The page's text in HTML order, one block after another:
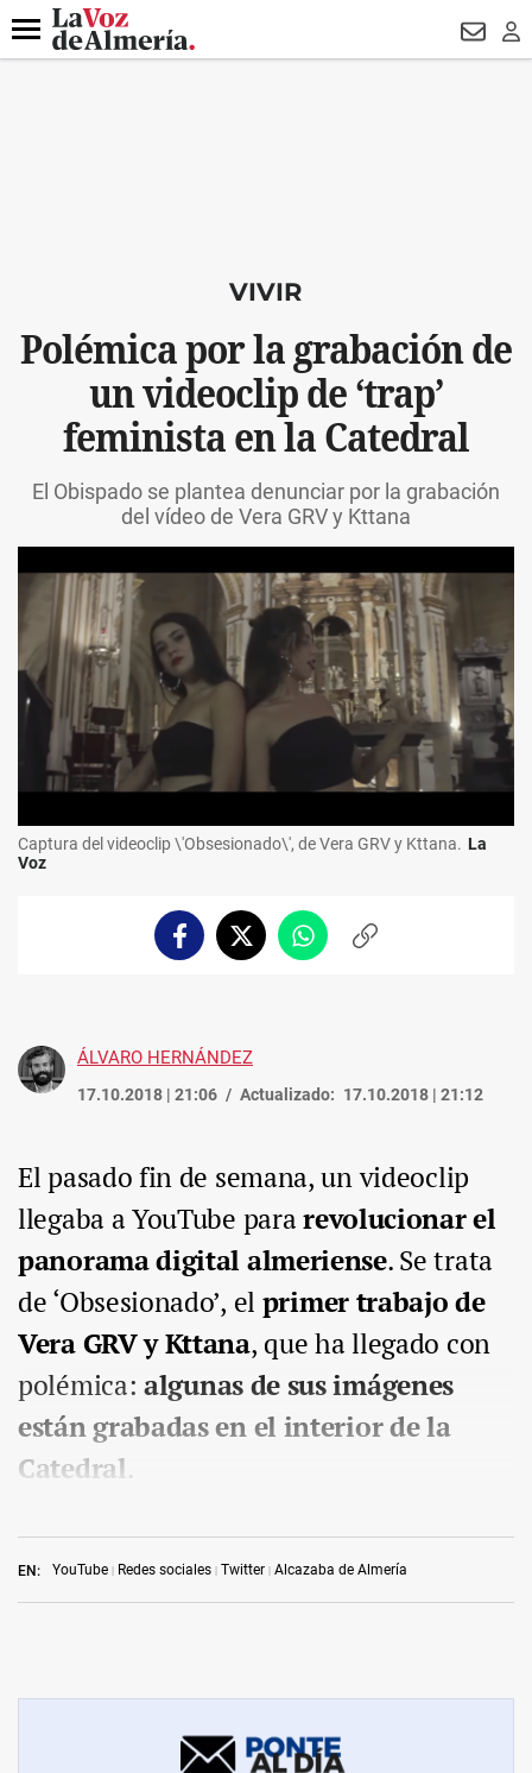
DESTACADO
Menú
VIVIR
Polémica por la grabación de
un videoclip de ‘trap’
feminista en la Catedral
El Obispado se plantea denunciar por la grabación
del vídeo de Vera GRV y Kttana
Captura del videoclip \'Obsesionado\', de Vera GRV y Kttana. La
Voz
FacebookTwitterWhatsappCopiar
ÁLVARO HERNÁNDEZ
17.10.2018 | 21:06 Actualizado: 17.10.2018 | 21:12
EN: YouTube Redes sociales Twitter Alcazaba de Almería
El pasado fin de semana, un videoclip
llegaba a YouTube pararevolucionar el
panorama digital almeriense. Se trata
de ‘Obsesionado’, el primer trabajo de
Vera GRV y Kttana, que ha llegado con
polémica: algunas de sus imágenes
están grabadas en el interior de la
Catedral.